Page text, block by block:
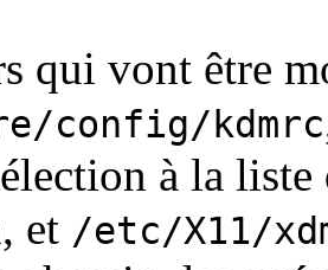
qui vont être
config/kdmrc
à la
et /etc/X11/